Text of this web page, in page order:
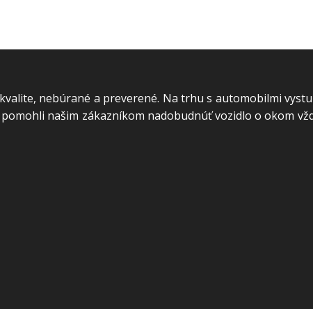
nebúrané a preverené. Na trhu s automobilmi
našim zákazníkom nadobudnúť vozidlo o okom